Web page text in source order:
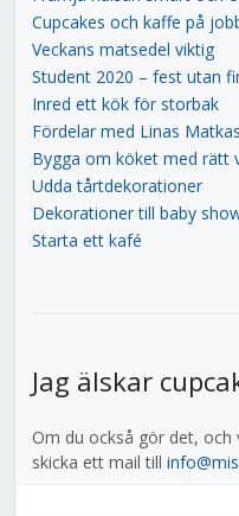
Cupcakes och kaffe på
Veckans matsedel viktig
Student 2020 – fest utan
Inred ett kök för storbak
Fördelar med Linas
Bygga om köket med rätt
Udda tårtdekorationer
Dekorationer till baby
Starta ett kafé
Jag älskar
Om du också gör det,
skicka ett mail till